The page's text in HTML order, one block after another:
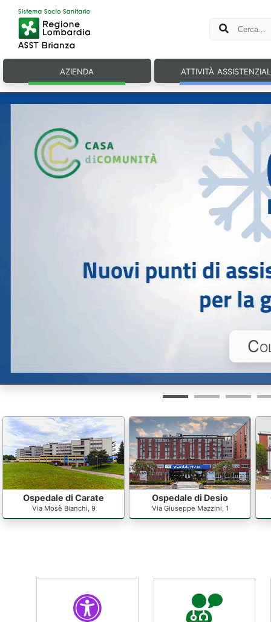
azienda attività
Ospedale di Carate
Via Mosè Bianchi, 9
Ospedale di Desio
Via Giuseppe Mazzini, 1